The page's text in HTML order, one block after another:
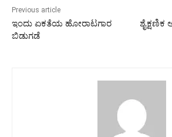
Previous article
ಇಂದು ಏಕತೆಯ ಹೋರಾಟಗಾರ
ಬಿಡುಗಡೆ
ಶೈಕ್ಷಣಿಕ